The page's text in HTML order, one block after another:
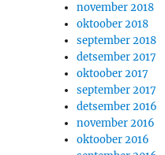
november 2018
oktoober 2018
september 2018
detsember 2017
oktoober 2017
september 2017
detsember 2016
november 2016
oktoober 2016